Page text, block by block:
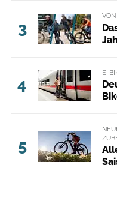
3
4
E-
5